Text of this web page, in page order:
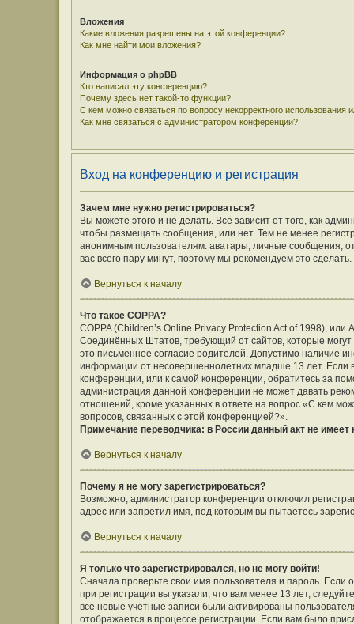
Вложения
Какие вложения разрешены на этой конференции?
Как мне найти мои вложения?
Информация о phpBB
Кто написал эту конференцию?
Почему здесь нет такой-то функции?
С кем можно связаться по вопросу некорректного
Как мне связаться с администратором конференции?
Вход на конференцию и регистрация
Зачем мне нужно регистрироваться?
Вы можете этого и не делать. Всё зависит от того, как
чтобы размещать сообщения, или нет. Тем не менее
анонимным пользователям: аватары, личные сообщения,
вас всего пару минут, поэтому мы рекомендуем это сделать.
Вернуться к началу
Что такое COPPA?
COPPA (Children’s Online Privacy Protection Act of 1998),
Соединённых Штатов, требующий от сайтов, которые
это письменное согласие родителей. Допустимо наличие
информации от несовершеннолетних младше 13 лет. Если
конференции, или к самой конференции, обратитесь за
администрация данной конференции не может давать
отношений, кроме указанных в ответе на вопрос «С кем
вопросов, связанных с этой конференцией?».
Примечание переводчика: в России данный акт не
Вернуться к началу
Почему я не могу зарегистрироваться?
Возможно, администратор конференции отключил
адрес или запретил имя, под которым вы пытаетесь
Вернуться к началу
Я только что зарегистрировался, но не могу войти!
Сначала проверьте свои имя пользователя и пароль.
при регистрации вы указали, что вам менее 13 лет,
все новые учётные записи были активированы
отображается в процессе регистрации. Если вам было